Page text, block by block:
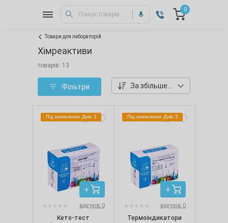
0
Товари для лабораторій
Хімреактиви
товарів: 13
Фільтри
Під замовлення. Днів: 3
відгуків: 0
Кето-тест
Під замовлення. Днів: 3
відгуків: 0
Термоіндикатори